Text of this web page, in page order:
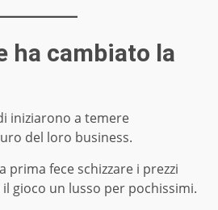
ha cambiato la
iniziarono a temere
del loro business.
prima fece schizzare i prezzi
gioco un lusso per pochissimi.